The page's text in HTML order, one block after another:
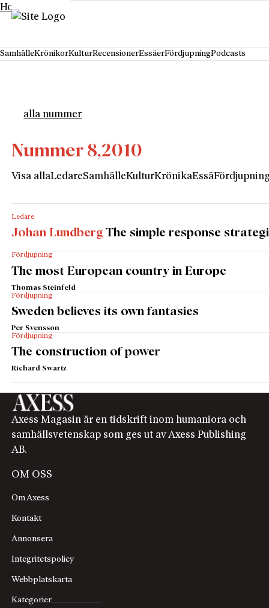
Hoppa till innehåll
SamhälleKrönikorKulturRecensionerEssäerFördjupningPodcasts
alla nummer
Nummer 8,2010
Visa allaLedareSamhälleKulturKrönikaEssä
Ledare
Johan Lundberg The simple response
Fördjupning
The most European country in Europe
Thomas Steinfeld
Fördjupning
Sweden believes its own fantasies
Per Svensson
Fördjupning
The construction of power
Richard Swartz
Axess Magasin är en tidskrift inom humaniora och
samhällsvetenskap som ges ut av Axess Publishing
AB.
OM OSS
Om Axess
Kontakt
Annonsera
Integritetspolicy
Webbplatskarta
Kategorier